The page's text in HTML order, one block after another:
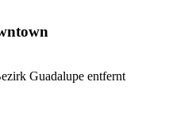
Guadalupe entfernt